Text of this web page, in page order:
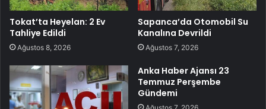
Tokat’ta Heyelan: 2 Ev
Tahliye Edildi
Ağustos 8, 2026
Sapanca’da Otomobil Su
Kanalına Devrildi
Ağustos 7, 2026
Anka Haber Ajansı 23
Temmuz Perşembe
Gündemi